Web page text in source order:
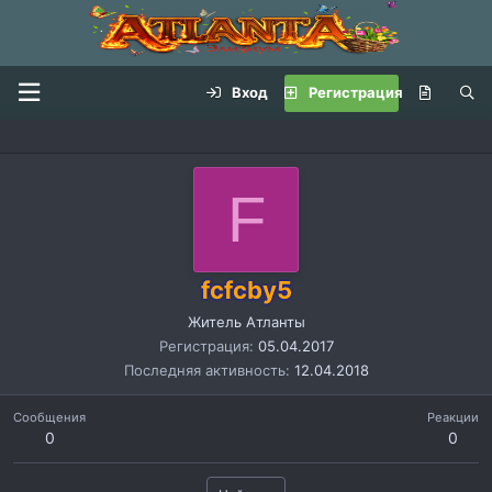
Вход Регистрация
F
fcfcby5
Житель Атланты
Регистрация 05.04.2017
Последняя активность 12.04.2018
Сообщения
0
Реакции
0